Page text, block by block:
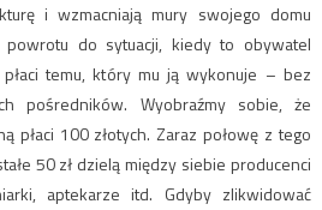
i wzmacniają mury swojego domu
do sytuacji, kiedy to obywatel
płaci temu, który mu ją wykonuje – bez
pośredników. Wyobraźmy sobie, że
płaci 100 złotych. Zaraz połowę z tego
50 zł dzielą między siebie producenci
aptekarze itd. Gdyby zlikwidować